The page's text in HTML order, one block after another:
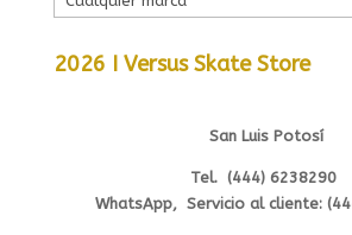
2026 I Versus Skate Store
San Luis Potosí
Tel. (444) 6238290
WhatsApp, Servicio al cliente: